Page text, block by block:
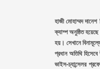
হাজী মোহাম্মদ দানেশ
ক্যাম্প অনুষ্ঠিত
হয়। সেখানে
প্রধান অতিথি
ভাইস-চ্যান্সেলর